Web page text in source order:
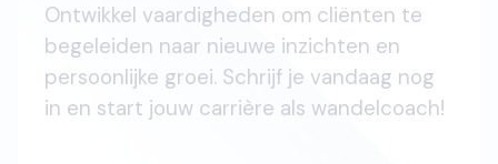
Ontwikkel vaardigheden om cliënten te
begeleiden naar nieuwe inzichten en
persoonlijke groei. Schrijf je vandaag nog
in en start jouw carrière als wandelcoach!